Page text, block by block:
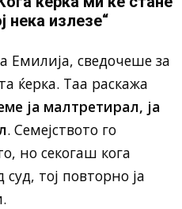
нека излезе“
Емилија, сведочеше за
ќерка. Таа раскажа
ја малтретирал, ја
. Семејството го
но секогаш кога
суд, тој повторно ја